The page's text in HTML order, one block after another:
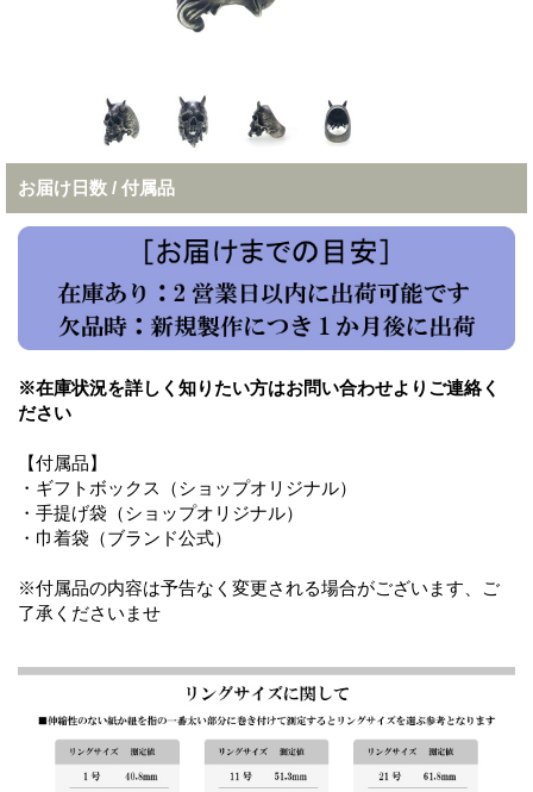
お届け日数 / 付属品
※在庫状況を詳しく知りたい方はお問い合わせよりご連絡く
ださい
【付属品】
・ギフトボックス（ショップオリジナル）
・手提げ袋（ショップオリジナル）
・巾着袋（ブランド公式）
※付属品の内容は予告なく変更される場合がございます、ご
了承くださいませ